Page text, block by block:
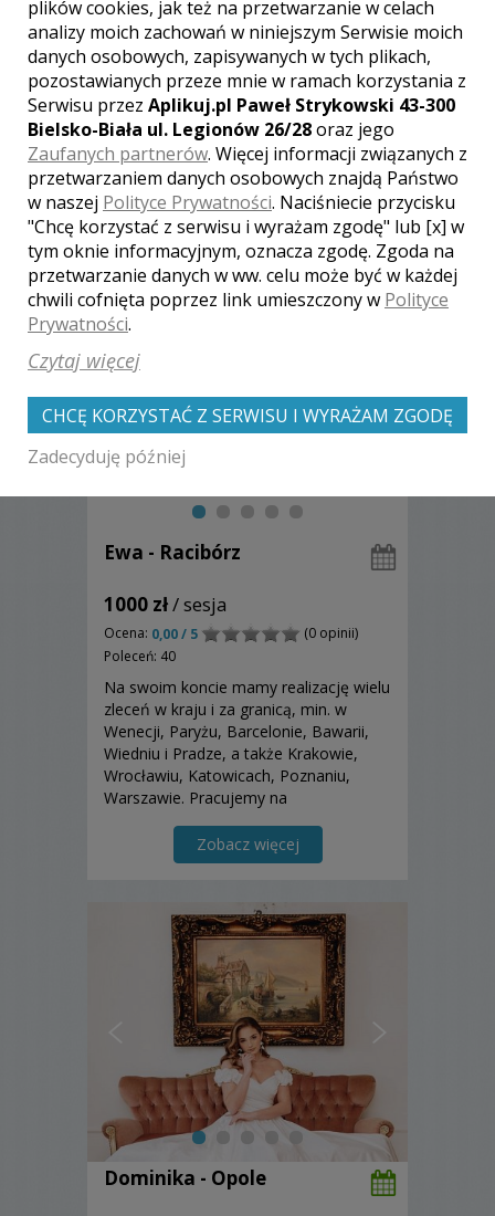
Ocena:0,00 / 5
(0 opinii)
Poleceń: 5
Fotografia Ślubna nie musi być nudna...
:-) Zapraszam do zapoznania się z moją
ofertą i do skorzystania z niej.
Zobacz więcej
Ewa - Racibórz
1000 zł/ sesja
Ocena: 0,00 / 5
(0 opinii)
Poleceń: 40
Na swoim koncie mamy realizację wielu
zleceń w kraju i za granicą, min. w
Wenecji, Paryżu, Barcelonie, Bawarii,
Wiedniu i Pradze, a także Krakowie,
Wrocławiu, Katowicach, Poznaniu,
Warszawie. Pracujemy na
marki Canon, Sony oraz Apple.
Jesteśmy przygotowani do każdych
Zobacz więcej
Dominika - Opole
plików cookies, jak też na przetwarzanie w celach
analizy moich zachowań w niniejszym Serwisie moich
danych osobowych, zapisywanych w tych plikach,
pozostawianych przeze mnie w ramach korzystania z
Serwisu przez Aplikuj.pl Paweł Strykowski 43-300
Bielsko-Biała ul. Legionów 26/28oraz jego
Zaufanych partnerów. Więcej informacji związanych z
przetwarzaniem danych osobowych znajdą Państwo
w naszej Polityce Prywatności. Naciśniecie przycisku
"Chcę korzystać z serwisu i wyrażam zgodę" lub [x] w
tym oknie informacyjnym, oznacza zgodę. Zgoda na
przetwarzanie danych w ww. celu może być w każdej
chwili cofnięta poprzez link umieszczony w Polityce
Prywatności.
Czytaj więcej
CHCĘ KORZYSTAĆ Z SERWISU I WYRAŻAM ZGODĘ
Zadecyduję później